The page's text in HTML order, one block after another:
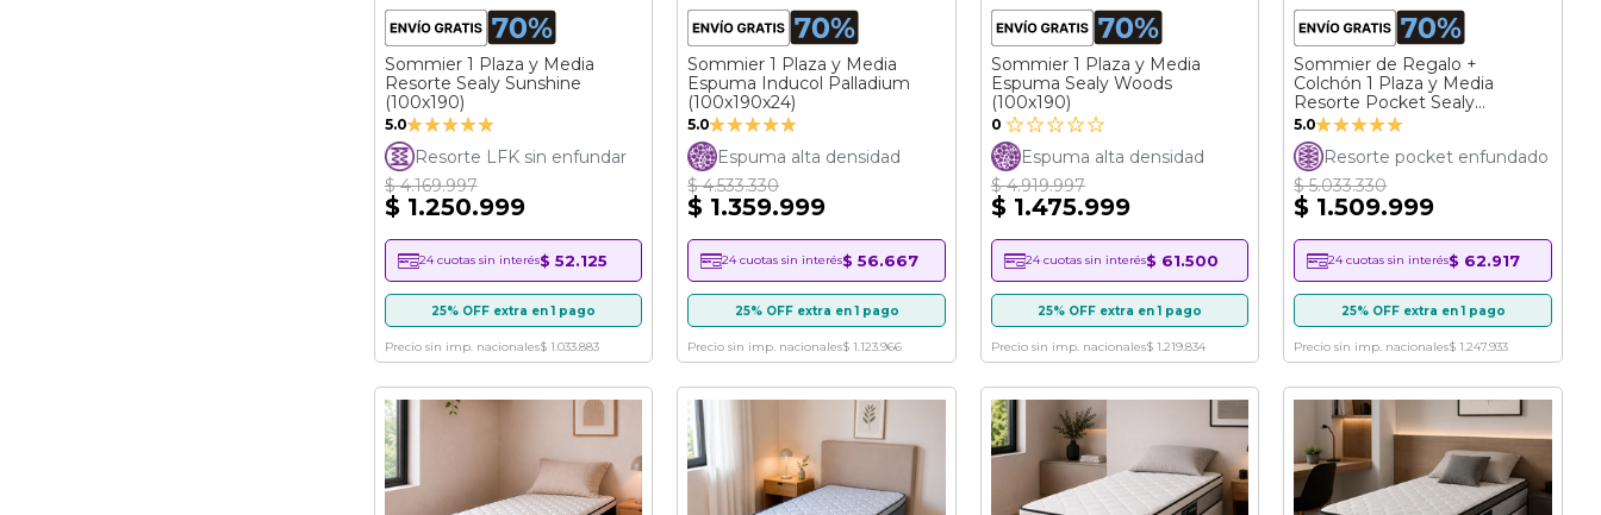
Sommier 1 Plaza y Media
Resorte Sealy Sunshine
(100x190)
5.0Valoración:
100%
Resorte LFK sin enfundar
$ 4.169.997
$ 1.250.999
24 cuotas sin interés$ 52.125
25% OFF extra en 1 pago
Precio sin imp. nacionales$ 1.033.883
Sommier 1 Plaza y Media
Espuma Inducol Palladium
(100x190x24)
5.0Valoración:
100%
Espuma alta densidad
$ 4.533.330
$ 1.359.999
24 cuotas sin interés$ 56.667
25% OFF extra en 1 pago
Precio sin imp. nacionales$ 1.123.966
Sommier 1 Plaza y Media
Espuma Sealy Woods
(100x190)
0
Espuma alta densidad
$ 4.919.997
$ 1.475.999
24 cuotas sin interés$ 61.500
25% OFF extra en 1 pago
Precio sin imp. nacionales$ 1.219.834
Sommier de Regalo +
Colchón 1 Plaza y Media
Resorte Pocket Sealy
Rainbow (100x190)
5.0Valoración:
100%
Resorte pocket enfundado
$ 5.033.330
$ 1.509.999
24 cuotas sin interés$ 62.917
25% OFF extra en 1 pago
Precio sin imp. nacionales$ 1.247.933